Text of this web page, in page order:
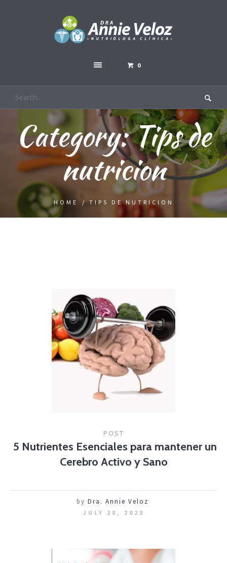
0
Category:Tips de
nutricion
HOME /TIPS DE NUTRICION
POST
5 Nutrientes Esenciales para mantener un
Cerebro Activo y Sano
by Dra. Annie Veloz
JULY 28, 2023